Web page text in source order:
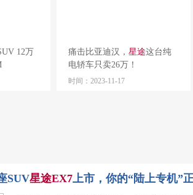
12万
痛击比亚迪汉， 星途这台纯
电轿车只卖26万！
时间：2023-11-17
SUV星途EX7上市，你的“陆上专机”